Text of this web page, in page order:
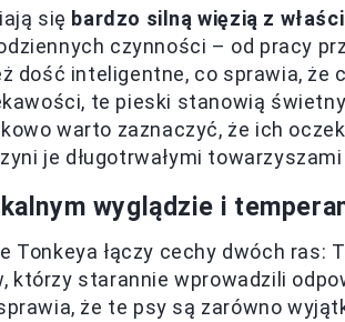
się bardzo silną więzią z
czynności – od pracy
dość inteligentne, co sprawia, że
te pieski stanowią
warto zaznaczyć, że ich
je długotrwałymi
wyglądzie i
Tonkeya łączy cechy dwóch ras:
którzy starannie wprowadzili
że te psy są zarówno